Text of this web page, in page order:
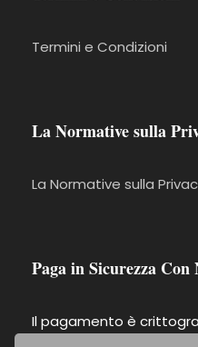
Termini e Condizioni
La Normative sulla
La Normative sulla
Paga in Sicurezza Con
Il pagamento è